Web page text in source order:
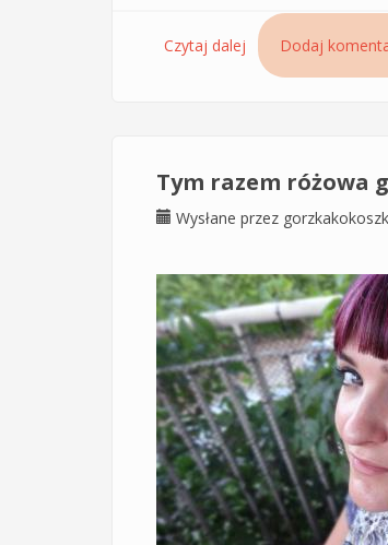
Czytaj dalej wpis Balsam
salonie fryzjerskim
Dodaj
Tym razem różowa
Wysłane przez